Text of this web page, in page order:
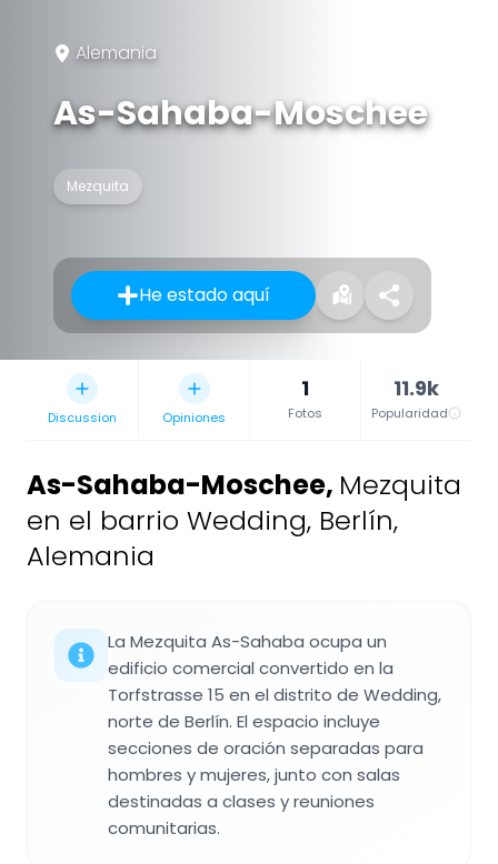
Alemania
As-Sahaba-Moschee
Mezquita
He estado aquí
Discussion Opiniones
1
Fotos
11.9k
Popularidad
As-Sahaba-Moschee, Mezquita
en el barrio Wedding, Berlín,
Alemania
La Mezquita As-Sahaba ocupa un
edificio comercial convertido en la
Torfstrasse 15 en el distrito de Wedding,
norte de Berlín. El espacio incluye
secciones de oración separadas para
hombres y mujeres, junto con salas
destinadas a clases y reuniones
comunitarias.